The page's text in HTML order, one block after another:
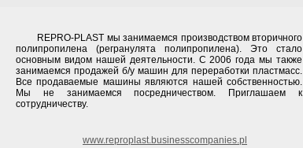
REPRO-PLAST мы занимаемся производством вторичного
полипропилена (регранулята полипропилена). Это стало
основным видом нашей деятельности. С 2006 года мы также
занимаемся продажей б/у машин для переработки пластмасс.
Все продаваемые машины являются нашей собственностью.
Мы не занимаемся посредничеством. Приглашаем к
сотрудничеству.
www.reproplast.businesscompanies.pl